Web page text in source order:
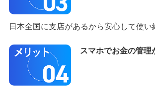
日本全国に支店があるから安心して使い
スマホでお金の管理